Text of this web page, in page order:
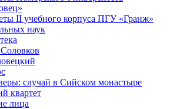
II учебного корпуса ПГУ «Гранж»
наук
случай в Сийском монастыре
квартет
лица